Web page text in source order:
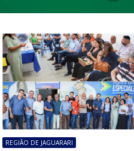
REGIÃO DE JAGUARARI